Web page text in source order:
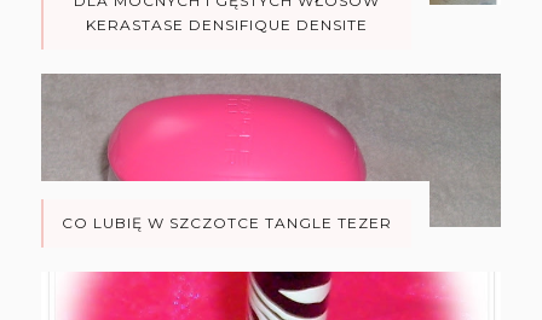
KERASTASE DENSIFIQUE DENSITE
CO LUBIĘ W SZCZOTCE TANGLE TEZER